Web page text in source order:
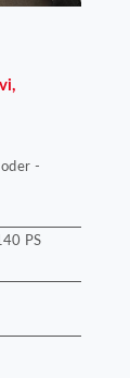
-
PS